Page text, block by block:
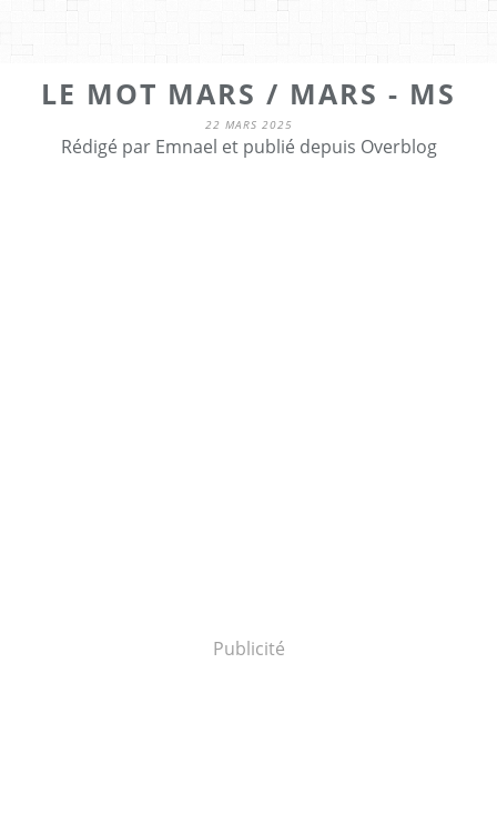
LE MOT MARS / MARS - MS
22 MARS 2025
Rédigé par Emnael et publié depuis Overblog
Publicité